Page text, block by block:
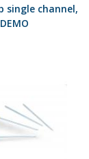
single channel,